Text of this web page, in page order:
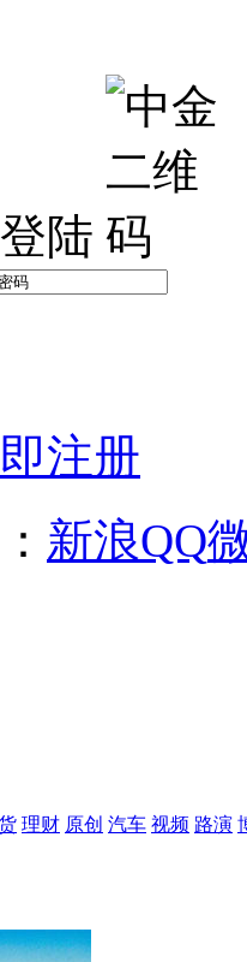
陆
注册
新浪QQ
理财 原创 汽车 视频 路演